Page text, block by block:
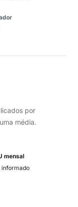
por
média.
mensal
informado